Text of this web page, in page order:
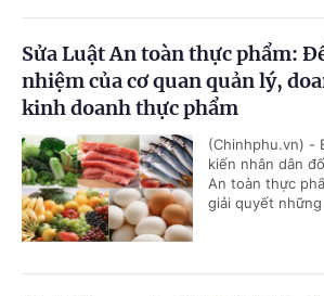
Sửa Luật An toàn thực phẩm:
nhiệm của cơ quan quản lý,
kinh doanh thực phẩm
(Chinhphu.vn) -
kiến nhân dân
An toàn thực
giải quyết